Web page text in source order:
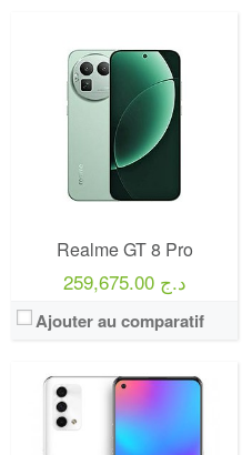
Realme GT 8 Pro
259,675.00 د.ج
Ajouter au comparatif